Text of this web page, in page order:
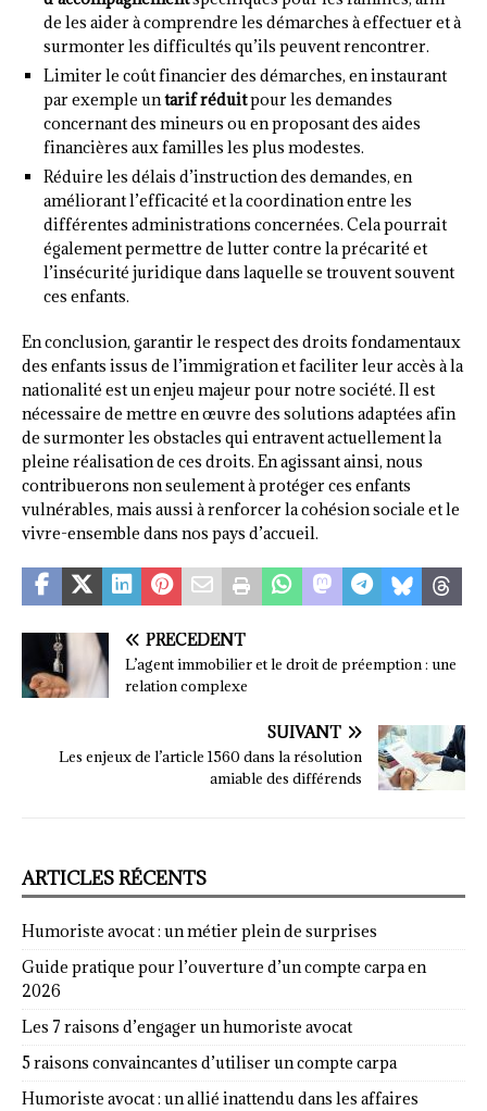
de les aider à comprendre les démarches à effectuer et à
surmonter les difficultés qu’ils peuvent rencontrer.
Limiter le coût financier des démarches, en instaurant
par exemple untarif réduitpour les demandes
concernant des mineurs ou en proposant des aides
financières aux familles les plus modestes.
Réduire les délais d’instruction des demandes, en
améliorant l’efficacité et la coordination entre les
différentes administrations concernées. Cela pourrait
également permettre de lutter contre la précarité et
l’insécurité juridique dans laquelle se trouvent souvent
ces enfants.
En conclusion, garantir le respect des droits fondamentaux
des enfants issus de l’immigration et faciliter leur accès à la
nationalité est un enjeu majeur pour notre société. Il est
nécessaire de mettre en œuvre des solutions adaptées afin
de surmonter les obstacles qui entravent actuellement la
pleine réalisation de ces droits. En agissant ainsi, nous
contribuerons non seulement à protéger ces enfants
vulnérables, mais aussi à renforcer la cohésion sociale et le
vivre-ensemble dans nos pays d’accueil.
PRÉCÉDENT
L’agent immobilier et le droit de préemption : une
relation complexe
SUIVANT
Les enjeux de l’article 1560 dans la résolution
amiable des différends
ARTICLES RÉCENTS
Humoriste avocat : un métier plein de surprises
Guide pratique pour l’ouverture d’un compte carpa en
2026
Les 7 raisons d’engager un humoriste avocat
5 raisons convaincantes d’utiliser un compte carpa
Humoriste avocat : un allié inattendu dans les affaires